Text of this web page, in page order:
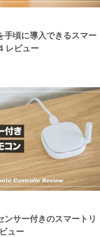
手頃に導入できるスマー
レビュー
ンサー付きのスマートリ
ュー